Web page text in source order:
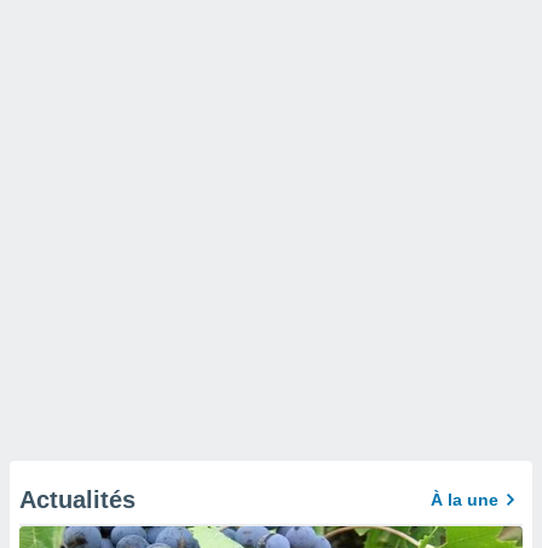
Actualités À la une